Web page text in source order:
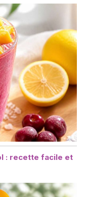
: recette facile et